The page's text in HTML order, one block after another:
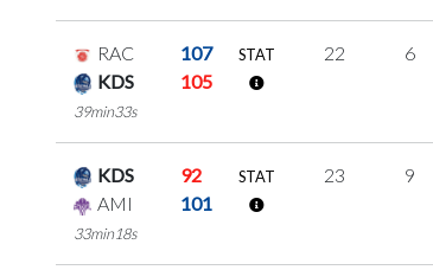
RAC
107
KDS
105
39min33s
STAT 22 6
KDS
92
AMI
101
33min18s
STAT 23 9